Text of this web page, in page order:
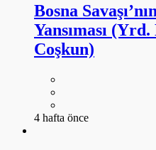
Bosna
Yansıması
Coşkun)
4 hafta önce